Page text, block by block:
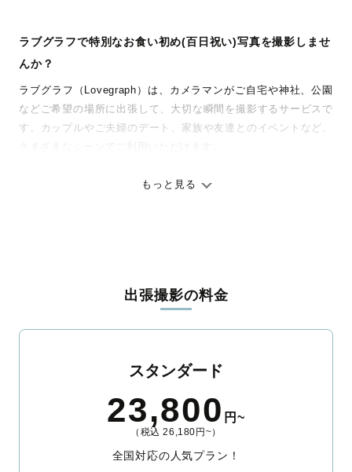
ラブグラフで特別なお食い初め(百日祝い)写真を撮影しませ
んか？
ラブグラフ（Lovegraph）は、カメラマンがご自宅や神社、公園
などご希望の場所に出張して、大切な瞬間を撮影するサービスで
す。カップルやご夫婦のデート、家族や友達とのイベントなど、
ありのままの空気感を大切に、何十年経っても見返したくなるよ
ィを身につけたプロのカメラマンが全国47都道府県に在籍してい
ます。創業10年のノウハウを活かし、思い出に残る素敵な撮影体
験をお届けします。
整。自然な雰囲気を残しつつも、おしゃれで洗練された仕上がり
に。きっと「こんな写真を撮ってほしかった！」と思える一枚に
もっと見る
出張撮影の料金
スタンダード
23,800 円~
（税込 26,180円~）
全国対応の人気プラン！